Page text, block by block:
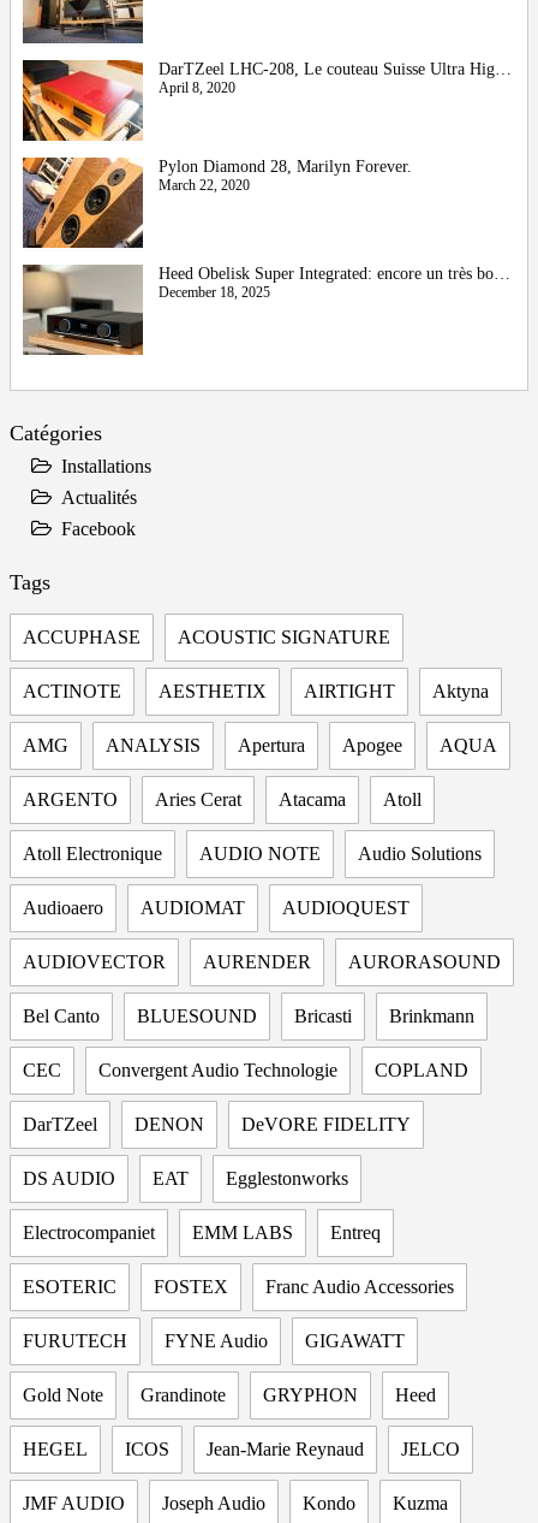
DarTZeel LHC-208, Le couteau Suisse Ultra High-End
April 8, 2020
Pylon Diamond 28, Marilyn Forever.
March 22, 2020
Heed Obelisk Super Integrated: encore un très bon cru !
December 18, 2025
Catégories
Installations
Actualités
Facebook
Tags
ACCUPHASE ACOUSTIC SIGNATURE
ACTINOTE AESTHETIX AIRTIGHT Aktyna
AMG ANALYSIS Apertura Apogee AQUA
ARGENTO Aries Cerat Atacama Atoll
Atoll Electronique AUDIO NOTE Audio Solutions
Audioaero AUDIOMAT AUDIOQUEST
AUDIOVECTOR AURENDER AURORASOUND
Bel Canto BLUESOUND Bricasti Brinkmann
CEC Convergent Audio Technologie COPLAND
DarTZeel DENON DeVORE FIDELITY
DS AUDIO EAT Egglestonworks
Electrocompaniet EMM LABS Entreq
ESOTERIC FOSTEX Franc Audio Accessories
FURUTECH FYNE Audio GIGAWATT
Gold Note Grandinote GRYPHON Heed
HEGEL ICOS Jean-Marie Reynaud JELCO
JMF AUDIO Joseph Audio Kondo Kuzma